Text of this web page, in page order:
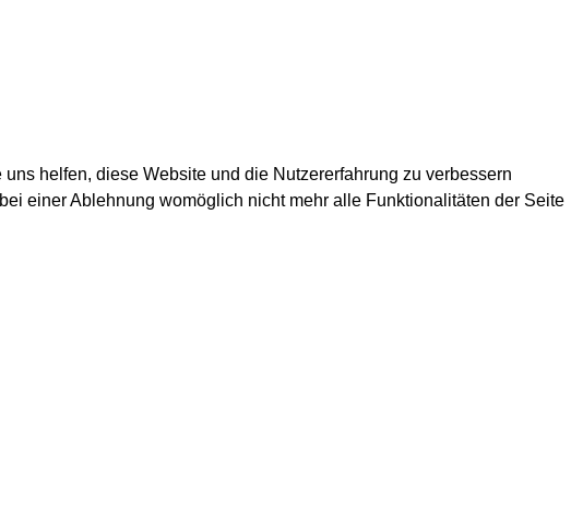
helfen, diese Website und die Nutzererfahrung zu verbessern
einer Ablehnung womöglich nicht mehr alle Funktionalitäten der Seite